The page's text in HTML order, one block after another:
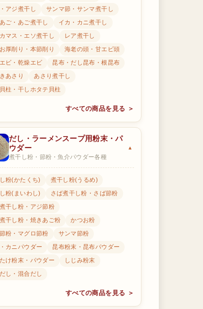
アジ煮干し
サンマ節・サンマ煮干し
ご・あご煮干し
イカ・カニ煮干し
マス・エソ煮干し
レア煮干し
厚削り・本節削り
海老の頭・甘エビ頭
ビ・乾燥エビ
昆布・だし昆布・根昆布
あさり
あさり煮干し
柱・干しホタテ貝柱
すべての商品を見る ＞
だし・ラーメンスープ用粉末・パ
ウダー
煮干し粉・節粉・魚介パウダー各種
粉(かたくち)
煮干し粉(うるめ)
粉(まいわし)
さば煮干し粉・さば節粉
干し粉・アジ節粉
干し粉・焼きあご粉
かつお粉
粉・マグロ節粉
サンマ節粉
カニパウダー
昆布粉末・昆布パウダー
け粉末・パウダー
しじみ粉末
し・混合だし
すべての商品を見る ＞